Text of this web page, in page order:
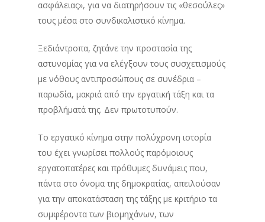
ασφάλειας», για να διατηρήσουν τις «θεσούλες»
τους μέσα στο συνδικαλιστικό κίνημα.
Ξεδιάντροπα, ζητάνε την προστασία της
αστυνομίας για να ελέγξουν τους συσχετισμούς
με νόθους αντιπροσώπους σε συνέδρια –
παρωδία, μακριά από την εργατική τάξη και τα
προβλήματά της. Δεν πρωτοτυπούν.
Το εργατικό κίνημα στην πολύχρονη ιστορία
του έχει γνωρίσει πολλούς παρόμοιους
εργατοπατέρες και πρόθυμες δυνάμεις που,
πάντα στο όνομα της δημοκρατίας, απειλούσαν
για την αποκατάσταση της τάξης με κριτήριο τα
συμφέροντα των βιομηχάνων, των